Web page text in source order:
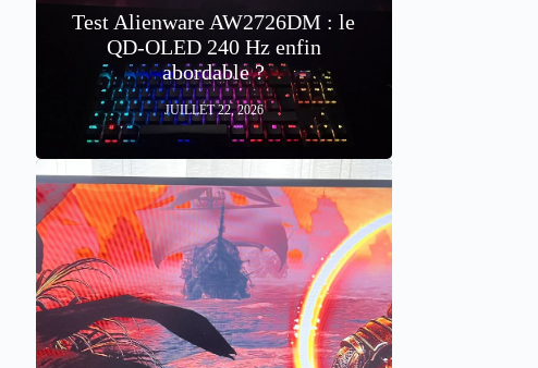
Test Alienware AW2726DM : le
QD-OLED 240 Hz enfin
abordable ?
JUILLET 22, 2026